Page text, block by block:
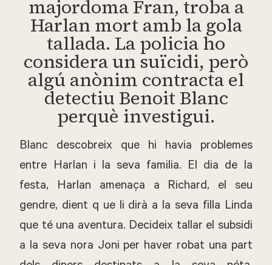
majordoma Fran, troba a
Harlan mort amb la gola
tallada. La policia ho
considera un suïcidi, però
algú anònim contracta el
detectiu Benoit Blanc
perquè investigui.
Blanc descobreix que hi havia problemes
entre Harlan i la seva familia. El dia de la
festa, Harlan amenaça a Richard, el seu
gendre, dient q ue li dirà a la seva filla Linda
que té una aventura. Decideix tallar el subsidi
a la seva nora Joni per haver robat una part